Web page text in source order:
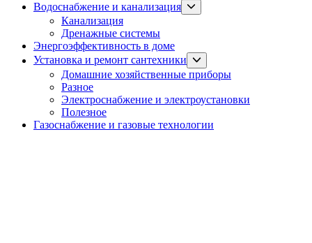
Водоснабжение и канализация
sub
Канализация
Дренажные системы
Энергоэффективность в доме
Установка и ремонт сантехники
Show
sub
menu
Домашние хозяйственные приборы
Разное
Электроснабжение и электроустановки
Полезное
Газоснабжение и газовые технологии